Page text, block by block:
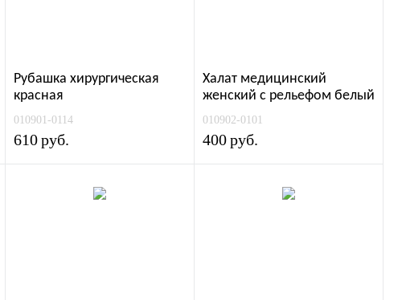
Рубашка хирургическая
красная
010901-0114
610 руб.
Халат медицинский
женский с рельефом белый
010902-0101
400руб.